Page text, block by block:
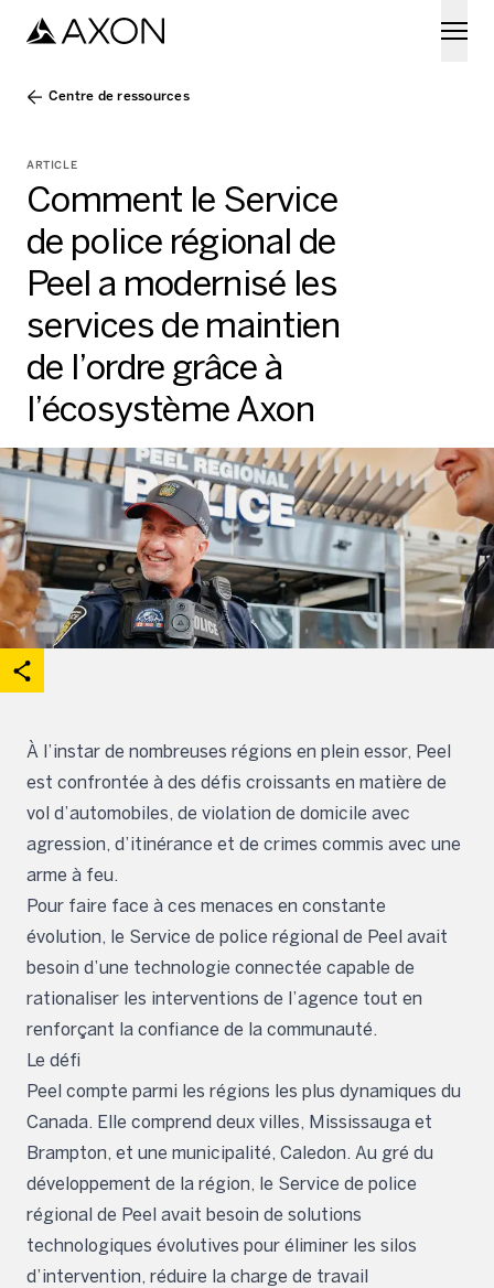
Centre de ressources
ARTICLE
Comment le Service
de police régional de
Peel a modernisé les
services de maintien
de l’ordre grâce à
l’écosystème Axon
Open share options
Xon Linkedin
À l’instar de nombreuses régions en plein essor, Peel
est confrontée à des défis croissants en matière de
vol d’automobiles, de violation de domicile avec
agression, d’itinérance et de crimes commis avec une
arme à feu.
Pour faire face à ces menaces en constante
évolution, le Service de police régional de Peel avait
besoin d’une technologie connectée capable de
rationaliser les interventions de l’agence tout en
renforçant la confiance de la communauté.
Le défi
Peel compte parmi les régions les plus dynamiques du
Canada. Elle comprend deux villes, Mississauga et
Brampton, et une municipalité, Caledon. Au gré du
développement de la région, le Service de police
régional de Peel avait besoin de solutions
technologiques évolutives pour éliminer les silos
d’intervention, réduire la charge de travail